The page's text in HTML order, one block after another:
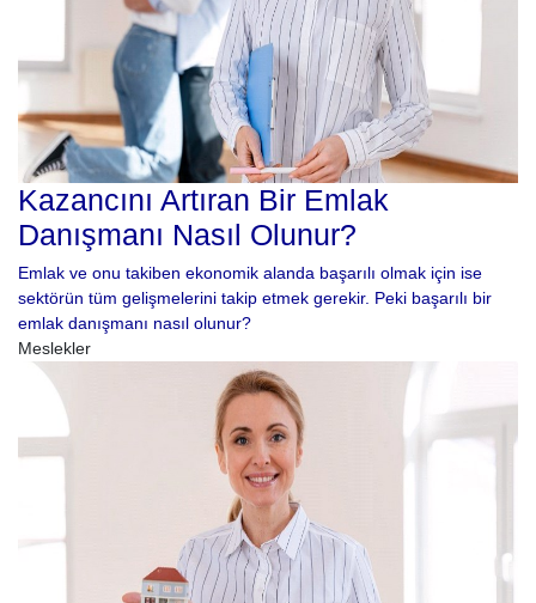
Kazancını Artıran Bir Emlak
Danışmanı Nasıl Olunur?
Emlak ve onu takiben ekonomik alanda başarılı olmak için ise
sektörün tüm gelişmelerini takip etmek gerekir. Peki başarılı bir
emlak danışmanı nasıl olunur?
Meslekler